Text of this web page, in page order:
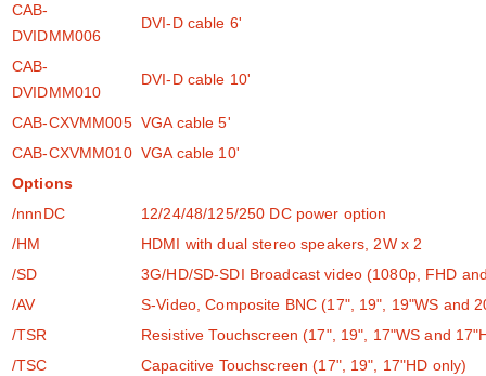
CAB-
DVIDMM006
DVI-D cable 6'
CAB-
DVIDMM010
DVI-D cable 10'
CAB-CXVMM005 VGA cable 5'
CAB-CXVMM010 VGA cable 10'
Options
/nnnDC
12/24/48/125/250 DC power option
/HM
HDMI with dual stereo speakers, 2W x 2
/SD
3G/HD/SD-SDI Broadcast video (1080p, FHD
/AV
S-Video, Composite BNC (17", 19", 19"WS and
/TSR
Resistive Touchscreen (17", 19", 17"WS and
/TSC
Capacitive Touchscreen (17", 19", 17"HD only)